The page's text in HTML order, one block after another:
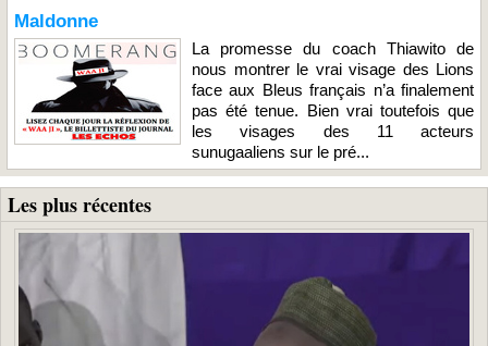
Maldonne
La promesse du coach Thiawito de
nous montrer le vrai visage des Lions
face aux Bleus français n’a finalement
pas été tenue. Bien vrai toutefois que
les visages des 11 acteurs
sunugaaliens sur le pré...
Les plus récentes